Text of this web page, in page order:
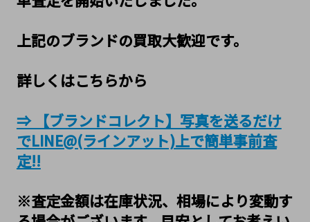
上記のブランドの買取大歓迎です。
詳しくはこちらから
⇒ 【ブランドコレクト】写真を送るだけ
でLINE@(ラインアット)上で簡単事前査
定!!
※査定金額は在庫状況、相場により変動す